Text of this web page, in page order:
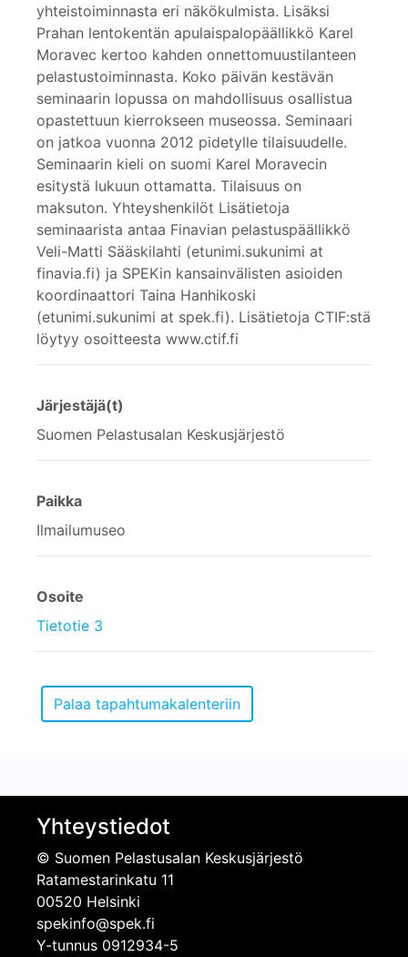
yhteistoiminnasta eri näkökulmista. Lisäksi
Prahan lentokentän apulaispalopäällikkö Karel
Moravec kertoo kahden onnettomuustilanteen
pelastustoiminnasta. Koko päivän kestävän
seminaarin lopussa on mahdollisuus osallistua
opastettuun kierrokseen museossa. Seminaari
on jatkoa vuonna 2012 pidetylle tilaisuudelle.
Seminaarin kieli on suomi Karel Moravecin
esitystä lukuun ottamatta. Tilaisuus on
maksuton. Yhteyshenkilöt Lisätietoja
seminaarista antaa Finavian pelastuspäällikkö
Veli-Matti Sääskilahti (etunimi.sukunimi at
finavia.fi) ja SPEKin kansainvälisten asioiden
koordinaattori Taina Hanhikoski
(etunimi.sukunimi at spek.fi). Lisätietoja CTIF:stä
löytyy osoitteesta www.ctif.fi
Järjestäjä(t)
Suomen Pelastusalan Keskusjärjestö
Paikka
Ilmailumuseo
Osoite
Tietotie 3
Yhteystiedot
© Suomen Pelastusalan Keskusjärjestö
Ratamestarinkatu 11
00520 Helsinki
spekinfo@spek.fi
Y-tunnus 0912934-5